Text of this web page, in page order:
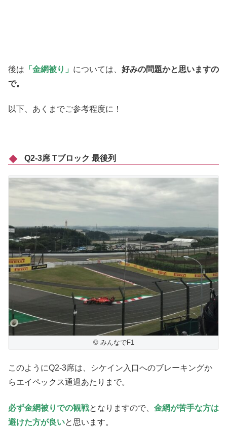
後は 「金網被り」 については、 好みの問題かと思いますの
で。
以下、あくまでご参考程度に！
Q2-3席 Tブロック 最後列
© みんなでF1
このようにQ2-3席は、シケイン入口へのブレーキングか
らエイペックス通過あたりまで。
必ず金網被りでの観戦となりますので、 金網が苦手な方は
避けた方が良いと思います。